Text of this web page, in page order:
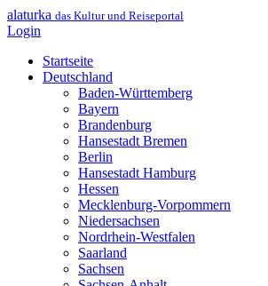
alaturka das Kultur und Reiseportal
Login
Startseite
Deutschland
Baden-Württemberg
Bayern
Brandenburg
Hansestadt Bremen
Berlin
Hansestadt Hamburg
Hessen
Mecklenburg-Vorpommern
Niedersachsen
Nordrhein-Westfalen
Saarland
Sachsen